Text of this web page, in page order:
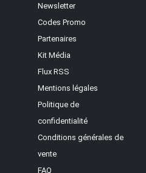
Newsletter
Codes Promo
Partenaires
Kit Média
Flux RSS
Mentions légales
Politique de
confidentialité
Conditions générales de
vente
FAQ